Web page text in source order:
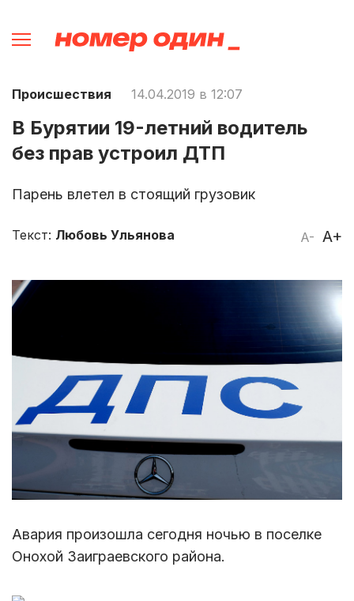
Происшествия 14.04.2019 в 12:07
В Бурятии 19-летний водитель
без прав устроил ДТП
Парень влетел в стоящий грузовик
A- A+
Текст: Любовь Ульянова
Авария произошла сегодня ночью в поселке
Онохой Заиграевского района.